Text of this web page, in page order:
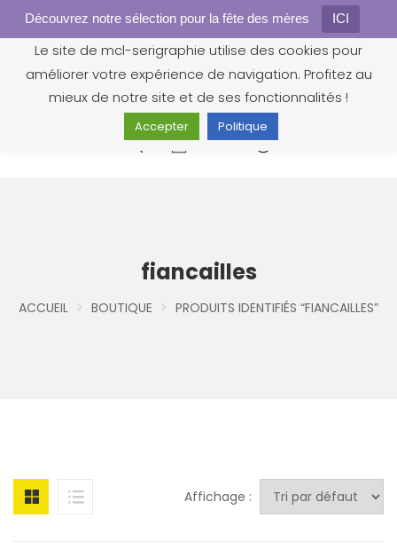
Découvrez notre sélection pour la fête des mères ICI
0
fiancailles
ACCUEIL BOUTIQUE PRODUITS IDENTIFIÉS “FIANCAILLES”
Affichage :
Gestion des cookies
Le site de mcl-serigraphie utilise des cookies pour
améliorer votre expérience de navigation. Profitez au
mieux de notre site et de ses fonctionnalités !
Accepter Politique